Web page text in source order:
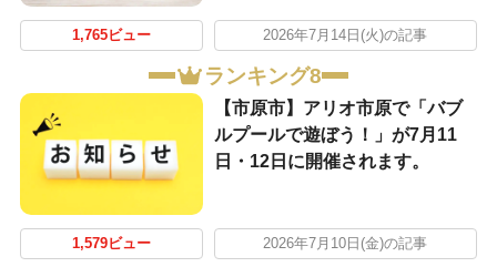
1,765ビュー 2026年7月14日(火)の記事
ランキング8
【市原市】アリオ市原で「バブ
ルプールで遊ぼう！」が7月11
日・12日に開催されます。
1,579ビュー 2026年7月10日(金)の記事